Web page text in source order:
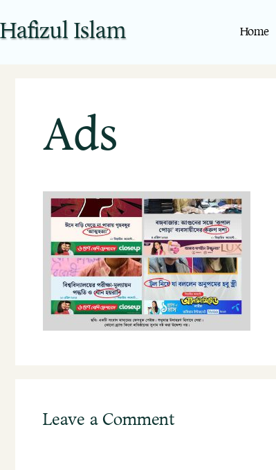
Hafizul Islam Home
Ads
Leave a Comment